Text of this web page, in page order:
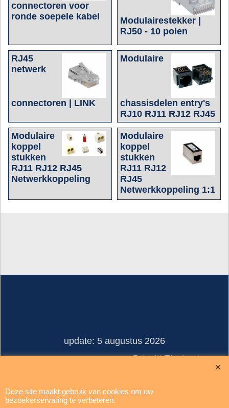
connectoren voor
ronde soepele kabel
Modulairestekker |
RJ50 - 10 polen
RJ45
netwerk
connectoren | LINK
Modulaire
chassisdelen entry's
RJ10 RJ11 RJ12 RJ45
Modulaire
koppel
stukken
RJ11 RJ12 RJ45
Netwerkkoppeling
Modulaire
koppel
stukken
RJ11 RJ12
RJ45
Netwerkkoppeling 1:1
update: 5 augustus 2026
Brigatti Electronics
Webwinkel gemaakt met ShopFactory webwinkel software.
Deze site maakt gebruik van cookies om uw
bezoekerservaring te verbeteren.